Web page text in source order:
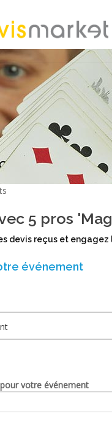
5 pros
devis reçus et
événement
votre événement